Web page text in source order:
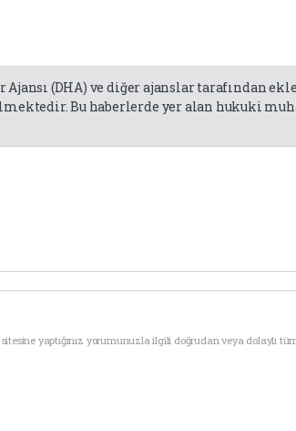
Ajansı (DHA) ve diğer ajanslar tarafından
Bu haberlerde yer alan hukuki
yaptığınız yorumunuzla ilgili doğrudan veya dolaylı